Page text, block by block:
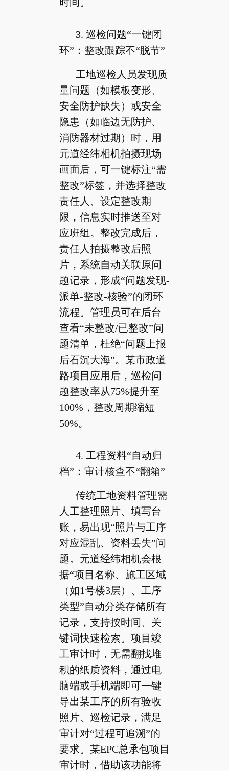
3. 巡检问题“一键闭
环”：整改跟踪不“脱节”
工地巡检人员发现质
量问题（如模板变形、
安全防护缺失）或安全
隐患（如临边无防护、
消防器材过期）时，用
元道经纬相机拍摄现场
画面后，可一键标注“需
整改”标签，并选择整改
责任人、设定整改期
限，信息实时推送至对
应班组。整改完成后，
责任人拍摄整改后照
片，系统自动关联原问
题记录，形成“问题发现-
派单-整改-核验”的闭环
流程。管理员可在后台
查看“未整改/已整改”问
题清单，杜绝“问题上报
后石沉大海”。某市政道
路项目应用后，巡检问
题整改率从75%提升至
100%，整改周期缩短
50%。
4. 工程资料“自动归
档”：审计核查不“翻箱”
传统工地资料管理需
人工整理照片、填写台
账，易出现“照片与工序
对应混乱、资料丢失”问
题。元道经纬相机会根
据“项目名称、施工区域
（如1号楼3层）、工序
类型”自动分类存储所有
记录，支持按时间、关
键词快速检索。项目竣
工审计时，无需翻找堆
积的纸质资料，通过电
脑端或手机端即可一键
导出某工序的所有验收
照片、巡检记录，满足
审计对“过程可追溯”的
要求。某EPC总承包项目
审计时，借助该功能将